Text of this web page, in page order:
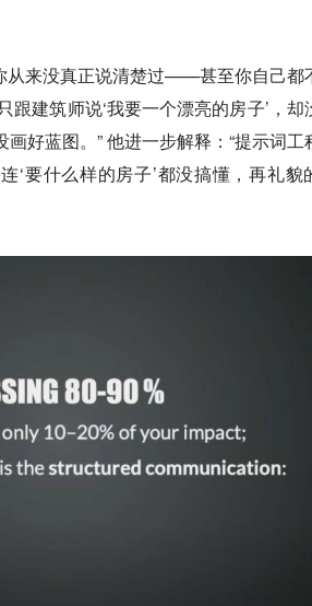
从来没真正说清楚过——甚至你自己都
建筑师说‘我要一个漂亮的房子’，却
好蓝图。” 他进一步解释：“提示词工
‘要什么样的房子’都没搞懂，再礼貌